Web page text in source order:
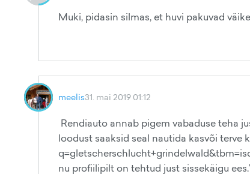
Muki, pidasin silmas, et huvi pakuvad
meelis31. mai 2019 01:12
Rendiauto annab pigem vabaduse teha
loodust saaksid seal nautida kasvõi
nu profiilipilt on tehtud just sissekäigu